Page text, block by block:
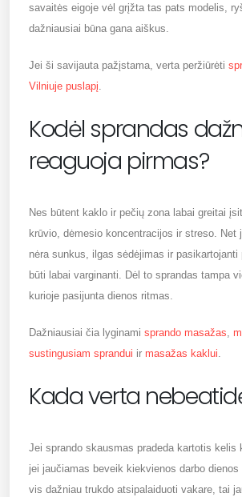
savaitės eigoje vėl grįžta tas pats modelis,
dažniausiai būna gana aiškus.
Jei ši savijauta pažįstama, verta peržiūrėti
Vilniuje puslapį
Kodėl sprandas
reaguoja pirmas?
Nes būtent kaklo ir pečių zona labai greitai
krūvio, dėmesio koncentracijos ir streso. Net
nėra sunkus, ilgas sėdėjimas ir pasikartojanti
būti labai varginanti. Dėl to sprandas tampa
kurioje pasijunta dienos ritmas.
Dažniausiai čia lyginami sprando masažas
sustingusiam sprandui ir masažas kaklui
Kada verta
Jei sprando skausmas pradeda kartotis kelis
jei jaučiamas beveik kiekvienos darbo dienos
vis dažniau trukdo atsipalaiduoti vakare, tai